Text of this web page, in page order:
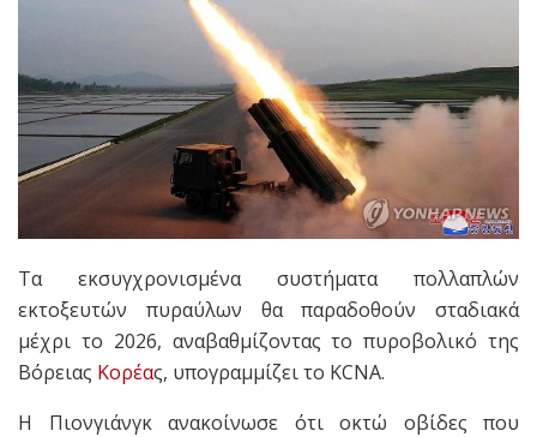
Τα εκσυγχρονισμένα συστήματα πολλαπλών
εκτοξευτών πυραύλων θα παραδοθούν σταδιακά
μέχρι το 2026, αναβαθμίζοντας το πυροβολικό της
Βόρειας Κορέας, υπογραμμίζει το KCNA.
Η Πιονγιάνγκ ανακοίνωσε ότι οκτώ οβίδες που